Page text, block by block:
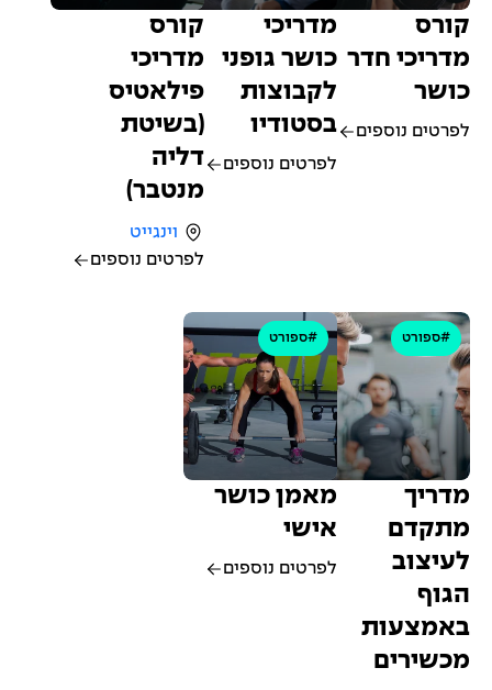
קורס
מדריכי חדר
כושר
לפרטים נוספים
מדריכי
כושר גופני
לקבוצות
בסטודיו
לפרטים נוספים
קורס
מדריכי
פילאטיס
(בשיטת
דליה
מנטבר)
וינגייט
לפרטים נוספים
#ספורט
מדריך
מתקדם
לעיצוב
הגוף
באמצעות
מכשירים
#ספורט
מאמן כושר
אישי
לפרטים נוספים